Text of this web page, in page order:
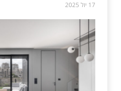
17 יול 2025